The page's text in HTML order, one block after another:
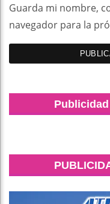
Guarda mi nombre,
navegador para la
Publicidad